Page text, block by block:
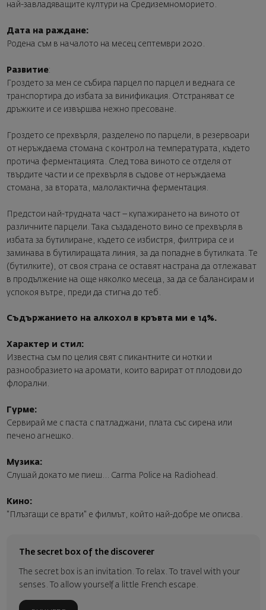
най-завладяващите култури на Средиземноморието.
Дата на раждане:
Родена съм в началото на месец септември 2020.
Развитие:
Гроздето за мен се събира парцел по парцел и веднага се
транспортира до избата за винификация. Отстраняват се
дръжките и се извършва нежно пресоване.
Гроздето се прехвърля, разделено по парцели, в резервоари
от неръждаема стомана с контрол на температурата, където
протича ферментацията. След това виното се отделя от
твърдите части и се прехвърля в съдове от неръждаема
стомана, за втората, малолактична ферментация.
Предстои най-трудната част – купажирането на виното от
различните парцели. Така създаденото вино се прехвърля в
избата за бутилиране, където се избистря, филтрира се и
заминава в бутилиращата линия, за да попадне в бутилката. Те
(бутилките), от своя страна се оставят настрана да отлежават
в продължение на още няколко месеца, за да се балансирам и
успокоя вътре, преди да стигна до теб.
Съдържанието на алкохол в кръвта ми е 14%.
Характер и стил:
Известна съм по целия свят с пикантните си нотки и
разнообразието на аромати, които варират от плодови до
флорални.
Гурме:
Сервирай ме с паста с патладжани, плата със сирена или
печено агнешко.
Музика:
Слушай докато ме пиеш... Carma Police на Radiohead.
Кино:
"Плъзгащи се врати" е филмът, който най-добре ме описва.
The secret box of the discoverer
The secret box is an invitation. To relax. To travel with your
senses. To allow yourself a little French escape.